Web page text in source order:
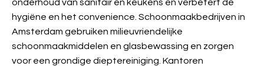
onderhoud van sanitair en keukens en verbetert de
hygiëne en het convenience. Schoonmaakbedrijven in
Amsterdam gebruiken milieuvriendelijke
schoonmaakmiddelen en glasbewassing en zorgen
voor een grondige dieptereiniging. Kantoren